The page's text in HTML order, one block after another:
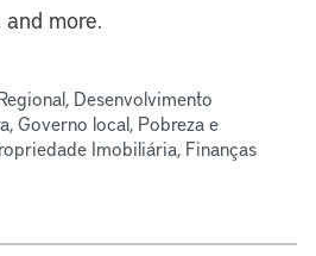
more.
Desenvolvimento
Governo local, Pobreza e
Imobiliária, Finanças